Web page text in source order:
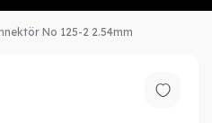
No 125-2 2.54mm